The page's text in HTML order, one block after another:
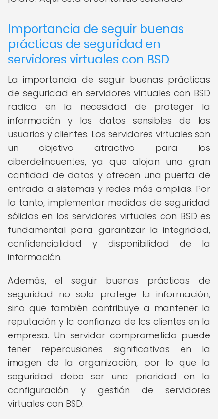
Importancia de seguir buenas
prácticas de seguridad en
servidores virtuales con BSD
La importancia de seguir buenas prácticas
de seguridad en servidores virtuales con BSD
radica en la necesidad de proteger la
información y los datos sensibles de los
usuarios y clientes. Los servidores virtuales son
un objetivo atractivo para los
ciberdelincuentes, ya que alojan una gran
cantidad de datos y ofrecen una puerta de
entrada a sistemas y redes más amplias. Por
lo tanto, implementar medidas de seguridad
sólidas en los servidores virtuales con BSD es
fundamental para garantizar la integridad,
confidencialidad y disponibilidad de la
información.
Además, el seguir buenas prácticas de
seguridad no solo protege la información,
sino que también contribuye a mantener la
reputación y la confianza de los clientes en la
empresa. Un servidor comprometido puede
tener repercusiones significativas en la
imagen de la organización, por lo que la
seguridad debe ser una prioridad en la
configuración y gestión de servidores
virtuales con BSD.